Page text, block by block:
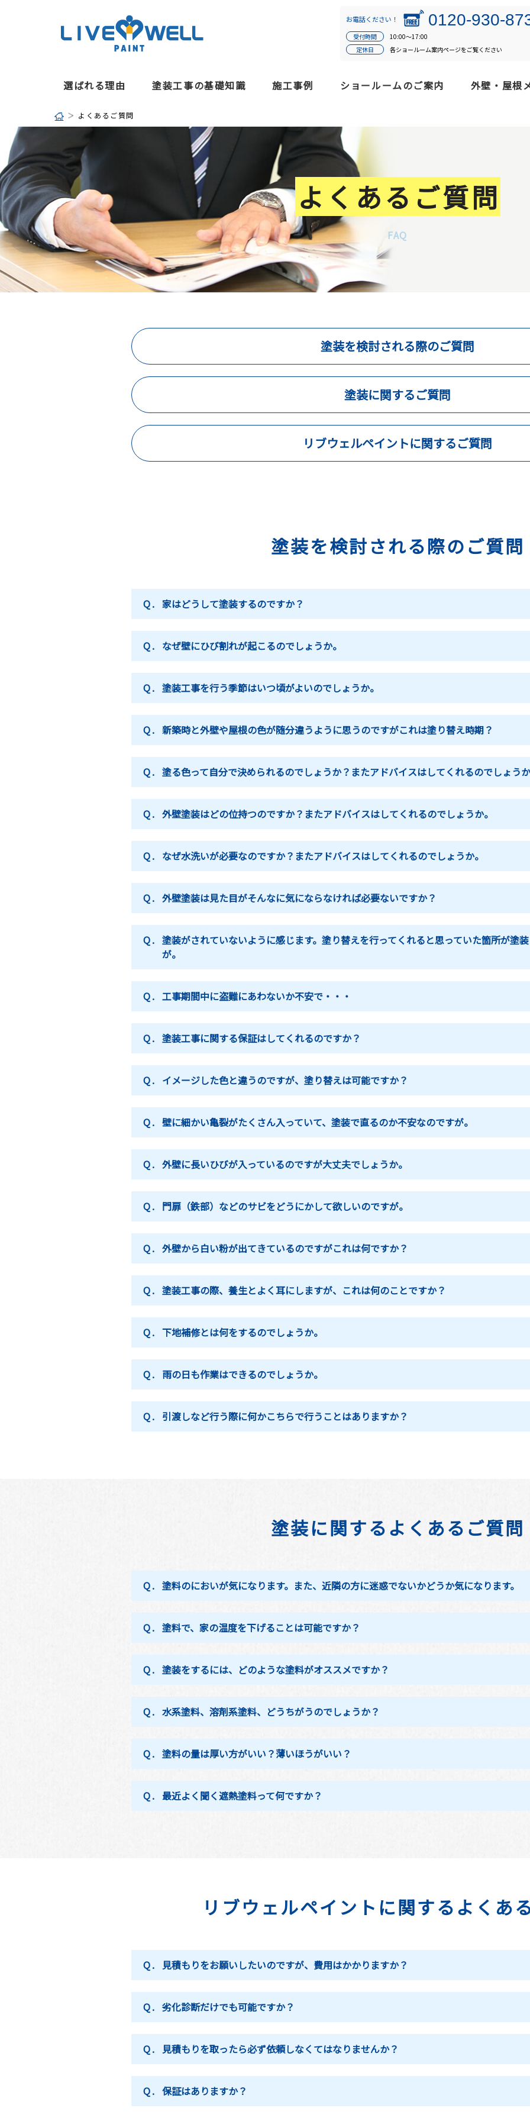
お電話ください！ 0120-930-
受付時間
10:00～17:00
定休日
各ショールーム案内ページをご覧ください
選ばれる理由 塗装工事の基礎知識 施工事例 ショールームのご案内 外壁・屋根
よくあるご質問
よくあるご質問
FAQ
塗装を検討される際のご質問
塗装に関するご質問
リブウェルペイントに関するご質問
塗装を検討される際のご質問
Q. 家はどうして塗装するのですか？
Q. なぜ壁にひび割れが起こるのでしょうか。
Q. 塗装工事を行う季節はいつ頃がよいのでしょうか。
Q. 新築時と外壁や屋根の色が随分違うように思うのですがこれは塗り替え時期？
Q. 塗る色って自分で決められるのでしょうか？またアドバイスはしてくれるのでしょう
Q. 外壁塗装はどの位持つのですか？またアドバイスはしてくれるのでしょうか。
Q. なぜ水洗いが必要なのですか？またアドバイスはしてくれるのでしょうか。
Q. 外壁塗装は見た目がそんなに気にならなければ必要ないですか？
Q. 塗装がされていないように感じます。塗り替えを行ってくれると思っていた箇所が塗
が。
Q. 工事期間中に盗難にあわないか不安で・・・
Q. 塗装工事に関する保証はしてくれるのですか？
Q. イメージした色と違うのですが、塗り替えは可能ですか？
Q. 壁に細かい亀裂がたくさん入っていて、塗装で直るのか不安なのですが。
Q. 外壁に長いひびが入っているのですが大丈夫でしょうか。
Q. 門扉（鉄部）などのサビをどうにかして欲しいのですが。
Q. 外壁から白い粉が出てきているのですがこれは何ですか？
Q. 塗装工事の際、養生とよく耳にしますが、これは何のことですか？
Q. 下地補修とは何をするのでしょうか。
Q. 雨の日も作業はできるのでしょうか。
Q. 引渡しなど行う際に何かこちらで行うことはありますか？
塗装に関するよくあるご質問
Q. 塗料のにおいが気になります。また、近隣の方に迷惑でないかどうか気になります。
Q. 塗料で、家の温度を下げることは可能ですか？
Q. 塗装をするには、どのような塗料がオススメですか？
Q. 水系塗料、溶剤系塗料、どうちがうのでしょうか？
Q. 塗料の量は厚い方がいい？薄いほうがいい？
Q. 最近よく聞く遮熱塗料って何ですか？
リブウェルペイントに関するよくあ
Q. 見積もりをお願いしたいのですが、費用はかかりますか？
Q. 劣化診断だけでも可能ですか？
Q. 見積もりを取ったら必ず依頼しなくてはなりませんか？
Q. 保証はありますか？